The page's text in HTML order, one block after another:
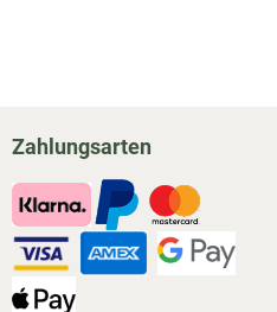
Zahlungsarten